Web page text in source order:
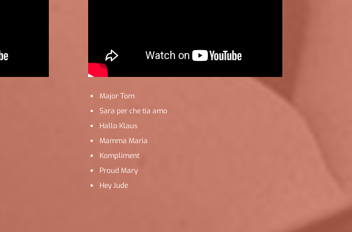
Major Tom
Sara per che tia amo
Hallo Klaus
Mamma Maria
Kompliment
Proud Mary
Hey Jude